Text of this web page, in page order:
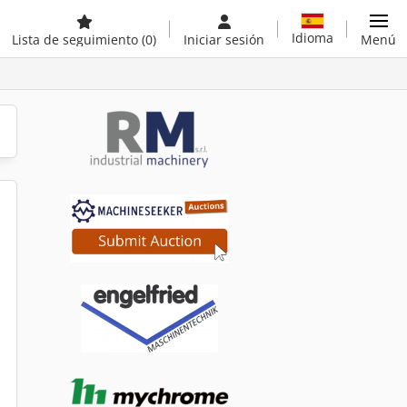
Lista de seguimiento (0) Iniciar sesión Idioma Menú